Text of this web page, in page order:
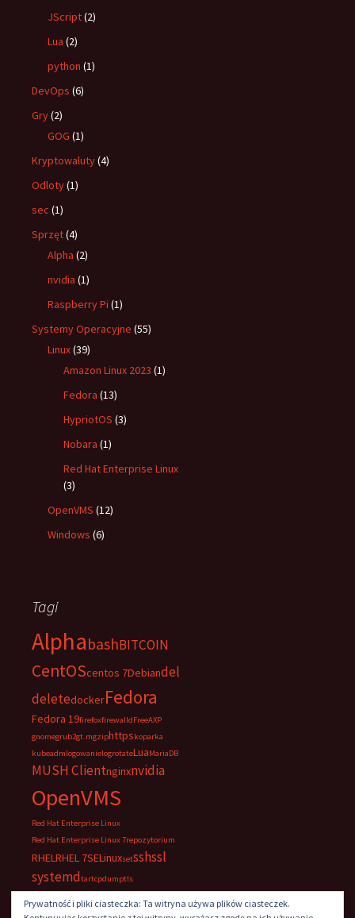
JScript(2)
Lua (2)
python (1)
DevOps (6)
Gry(2)
GOG (1)
Kryptowaluty(4)
Odloty(1)
sec (1)
Sprzęt(4)
Alpha (2)
nvidia (1)
Raspberry Pi (1)
Systemy Operacyjne (55)
Linux(39)
Amazon Linux 2023 (1)
Fedora (13)
HypriotOS (3)
Nobara (1)
Red Hat Enterprise Linux
(3)
OpenVMS (12)
Windows (6)
Tagi
AlphabashBITCOIN
CentOScentos 7Debiandel
deletedockerFedora
Fedora 19firefoxfirewalldFreeAXP
gnomegrub2gt.mgziphttpskoparka
kubeadmlogowanielogrotateLuaMariaDB
MUSH Clientnginxnvidia
OpenVMS
Red Hat Enterprise Linux
Red Hat Enterprise Linux 7repozytorium
RHELRHEL 7SELinuxsetsshssl
systemdtartcpdumptls
UltraVNCVNCwindows
Prywatność i pliki ciasteczka: Ta witryna używa plików ciasteczek.